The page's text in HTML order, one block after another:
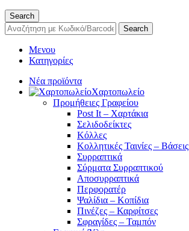
Search
Search
Μενου
Κατηγορίες
Νέα προϊόντα
Χαρτοπωλείο
Προμήθειες Γραφείου
Post It – Χαρτάκια
Σελιδοδείκτες
Κόλλες
Κολλητικές Ταινίες – Βάσεις
Συρραπτικά
Σύρματα Συρραπτικού
Αποσυρραπτικά
Περφορατέρ
Ψαλίδια – Κοπίδια
Πινέζες – Καρφίτσες
Σφραγίδες – Ταμπόν